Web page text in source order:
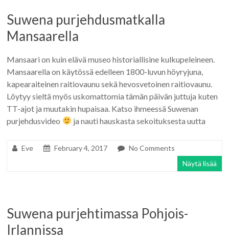
Suwena purjehdusmatkalla
Mansaarella
Mansaari on kuin elävä museo historiallisine kulkupeleineen.
Mansaarella on käytössä edelleen 1800-luvun höyryjuna,
kapearaiteinen raitiovaunu sekä hevosvetoinen raitiovaunu.
Löytyy sieltä myös uskomattomia tämän päivän juttuja kuten
TT-ajot ja muutakin hupaisaa. Katso ihmeessä Suwenan
purjehdusvideo
ja nauti hauskasta sekoituksesta uutta
Eve February 4, 2017
No Comments
Näytä lisää
Suwena purjehtimassa Pohjois-
Irlannissa